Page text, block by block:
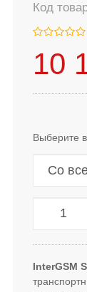
Код
10
Выберите
InterGSM